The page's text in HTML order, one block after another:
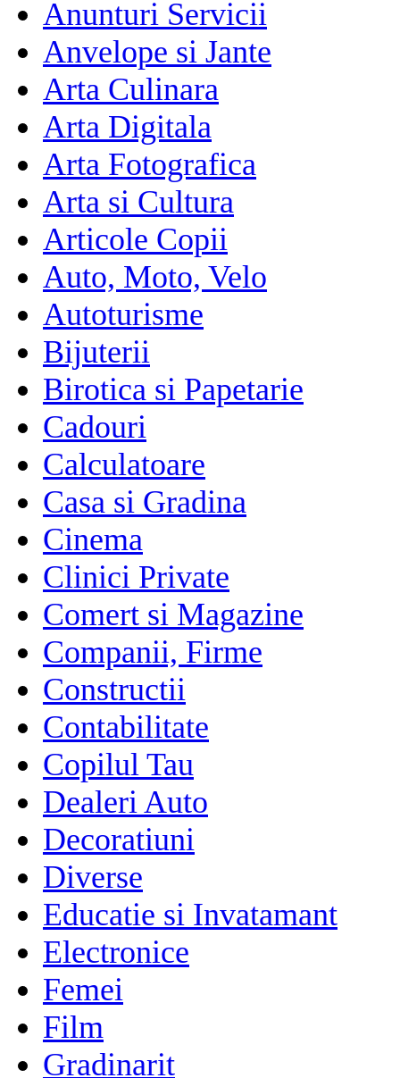
Anunturi Servicii
Anvelope si Jante
Arta Culinara
Arta Digitala
Arta Fotografica
Arta si Cultura
Articole Copii
Auto, Moto, Velo
Autoturisme
Bijuterii
Birotica si Papetarie
Cadouri
Calculatoare
Casa si Gradina
Cinema
Clinici Private
Comert si Magazine
Companii, Firme
Constructii
Contabilitate
Copilul Tau
Dealeri Auto
Decoratiuni
Diverse
Educatie si Invatamant
Electronice
Femei
Film
Gradinarit